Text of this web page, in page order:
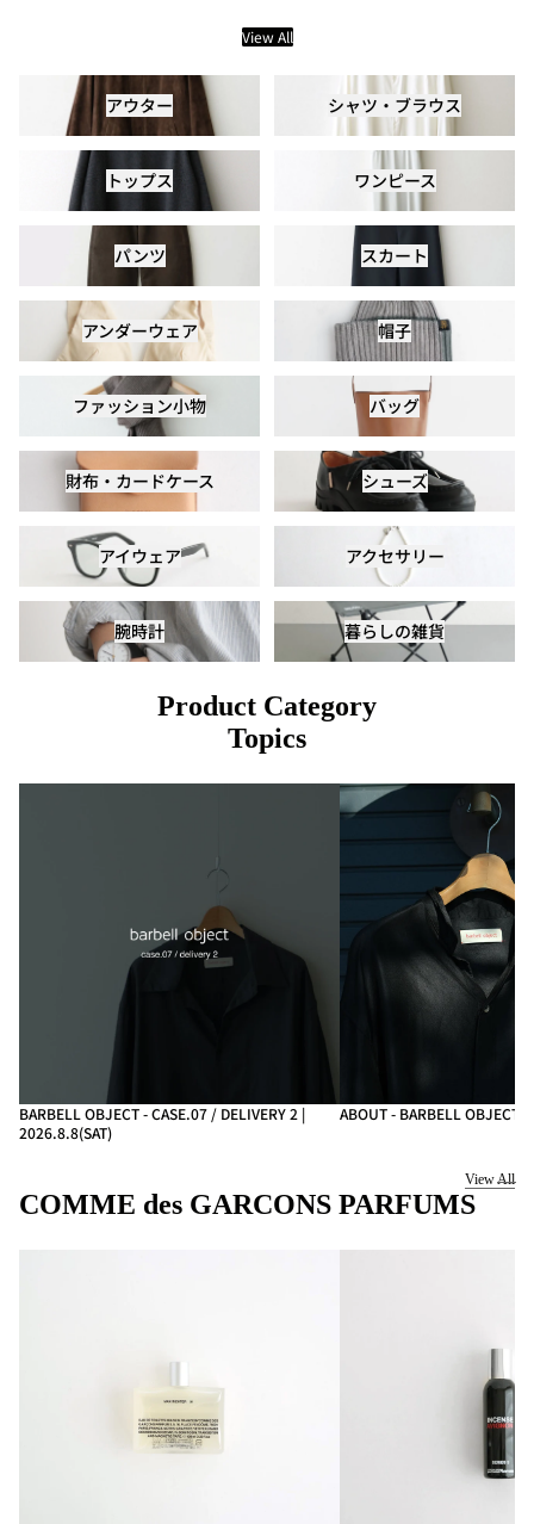
View All
アウター
アウター
シャツ・ブラウス
シャツ・ブラウス
トップス
トップス ワンピース
パンツ スカート
アンダーウェア
アンダーウェア 帽子
ファッション小物
ファッション小物 バッグ
財布・カードケース
財布・カードケース
シューズ
シューズ
アイウェア
アイウェア
アクセサリー
アクセサリー
腕時計
腕時計
暮らしの雑貨
暮らしの雑貨
Product Category
Topics
BARBELL OBJECT - CASE.07 / DELIVERY 2 |
2026.8.8(SAT)
about - barbell object
ABOUT - BARBELL OBJECT
View All
COMME des GARCONS PARFUMS